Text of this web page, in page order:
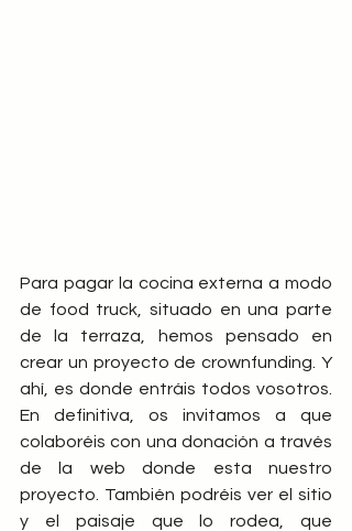
Para pagar la cocina externa a modo
de food truck, situado en una parte
de la terraza, hemos pensado en
crear un proyecto de crownfunding. Y
ahí, es donde entráis todos vosotros.
En definitiva, os invitamos a que
colaboréis con una donación a través
de la web donde esta nuestro
proyecto. También podréis ver el sitio
y el paisaje que lo rodea, que